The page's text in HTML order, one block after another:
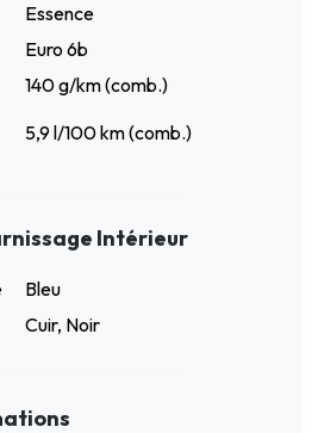
Essence
Euro 6b
140 g/km (comb.)
5,9 l/100 km (comb.)
Intérieur
Bleu
Cuir, Noir